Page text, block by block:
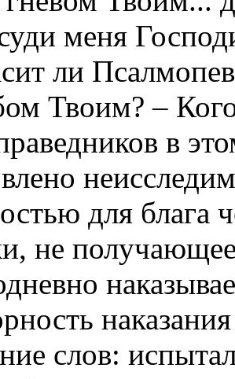
меня
ли
Твоим? –
в
для блага
не
слов: